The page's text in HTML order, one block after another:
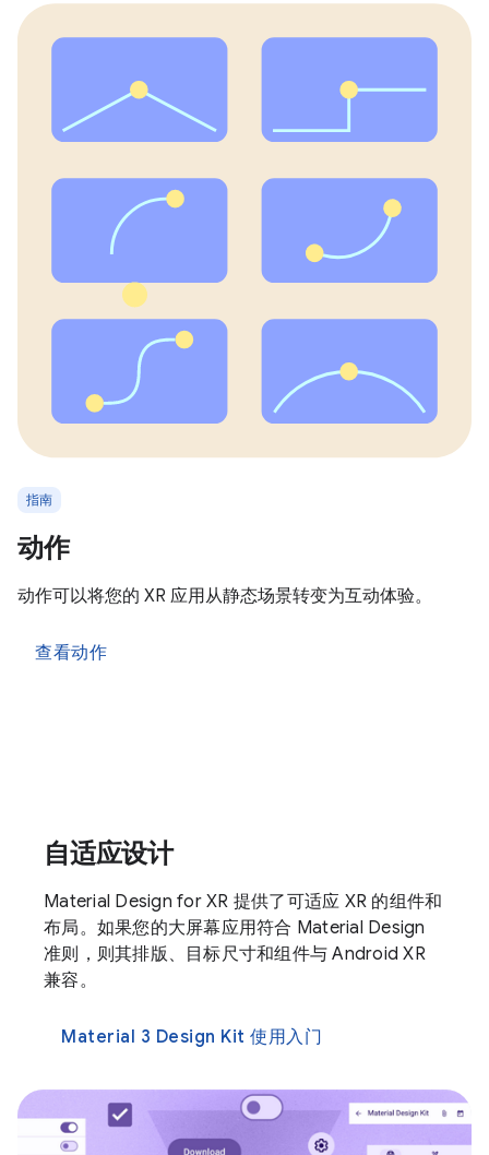
指南
动作
动作可以将您的 XR 应用从静态场景转变为互动体验。
查看动作
自适应设计
Material Design for XR 提供了可适应 XR 的组件和
布局。如果您的大屏幕应用符合 Material Design
准则，则其排版、目标尺寸和组件与 Android XR
兼容。
Material 3 Design Kit 使用入门